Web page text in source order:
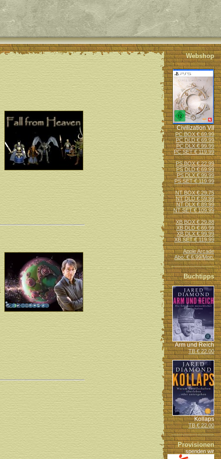
Webshop
Civilization VII
PC BOX € 69.99
PC DLD € 69.99
PC DLX € 99.99
PC SET € 119.99
PS BOX € 22.99
PS DLD € 69.99
PS DLX € 99.99
PS SET € 119.99
NT BOX € 29.75
NT DLD € 59.99
NT DLX € 89.99
NT SET € 109.99
XB BOX € 29.88
XB DLD € 69.99
XB DLX € 99.99
XB SET € 119.99
Apple Arcade
Abo: € 6.99/Mon.
Buchtipps
Arm und Reich
TB € 22.00
Kollaps
TB € 22.00
Provisionen
spenden wir